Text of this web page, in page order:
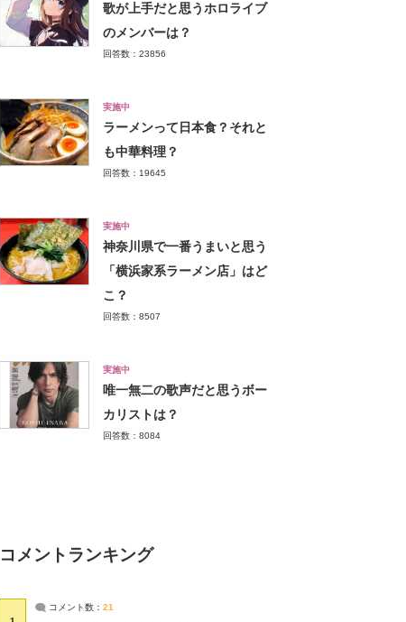
歌が上手だと思うホロライブ
のメンバーは？
回答数：23856
実施中
ラーメンって日本食？それと
も中華料理？
回答数：19645
実施中
神奈川県で一番うまいと思う
「横浜家系ラーメン店」はど
こ？
回答数：8507
実施中
唯一無二の歌声だと思うボー
カリストは？
回答数：8084
コメントランキング
コメント数： 21